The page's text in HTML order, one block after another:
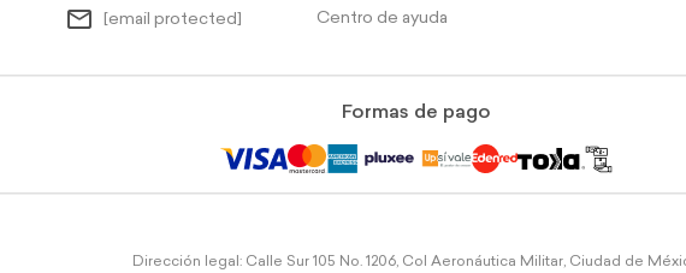
[email protected] Centro de ayuda
Formas de pago
Dirección legal: Calle Sur 105 No. 1206, Col Aeronáutica Militar, Ciudad de